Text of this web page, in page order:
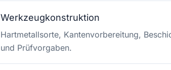
Werkzeugkonstruktion
Hartmetallsorte, Kantenvorbereitung,
und Prüfvorgaben.